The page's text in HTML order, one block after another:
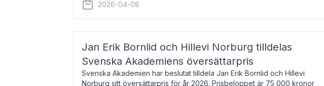
2026-04-08
Jan Erik Bornlid och Hillevi Norburg tilldelas
Svenska Akademiens översättarpris
Svenska Akademien har beslutat tilldela Jan Erik Bornlid och Hillevi
Norburg sitt översättarpris för år 2026. Prisbeloppet är 75 000 kronor